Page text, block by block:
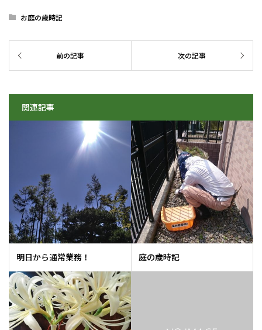
お庭の歳時記
関連記事
明日から通常業務！ 庭の歳時記